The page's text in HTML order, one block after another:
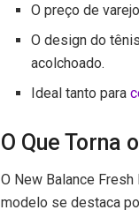
O preço de
O design do
acolchoado.
Ideal tanto para
O Que Torna
O New Balance
modelo se destaca